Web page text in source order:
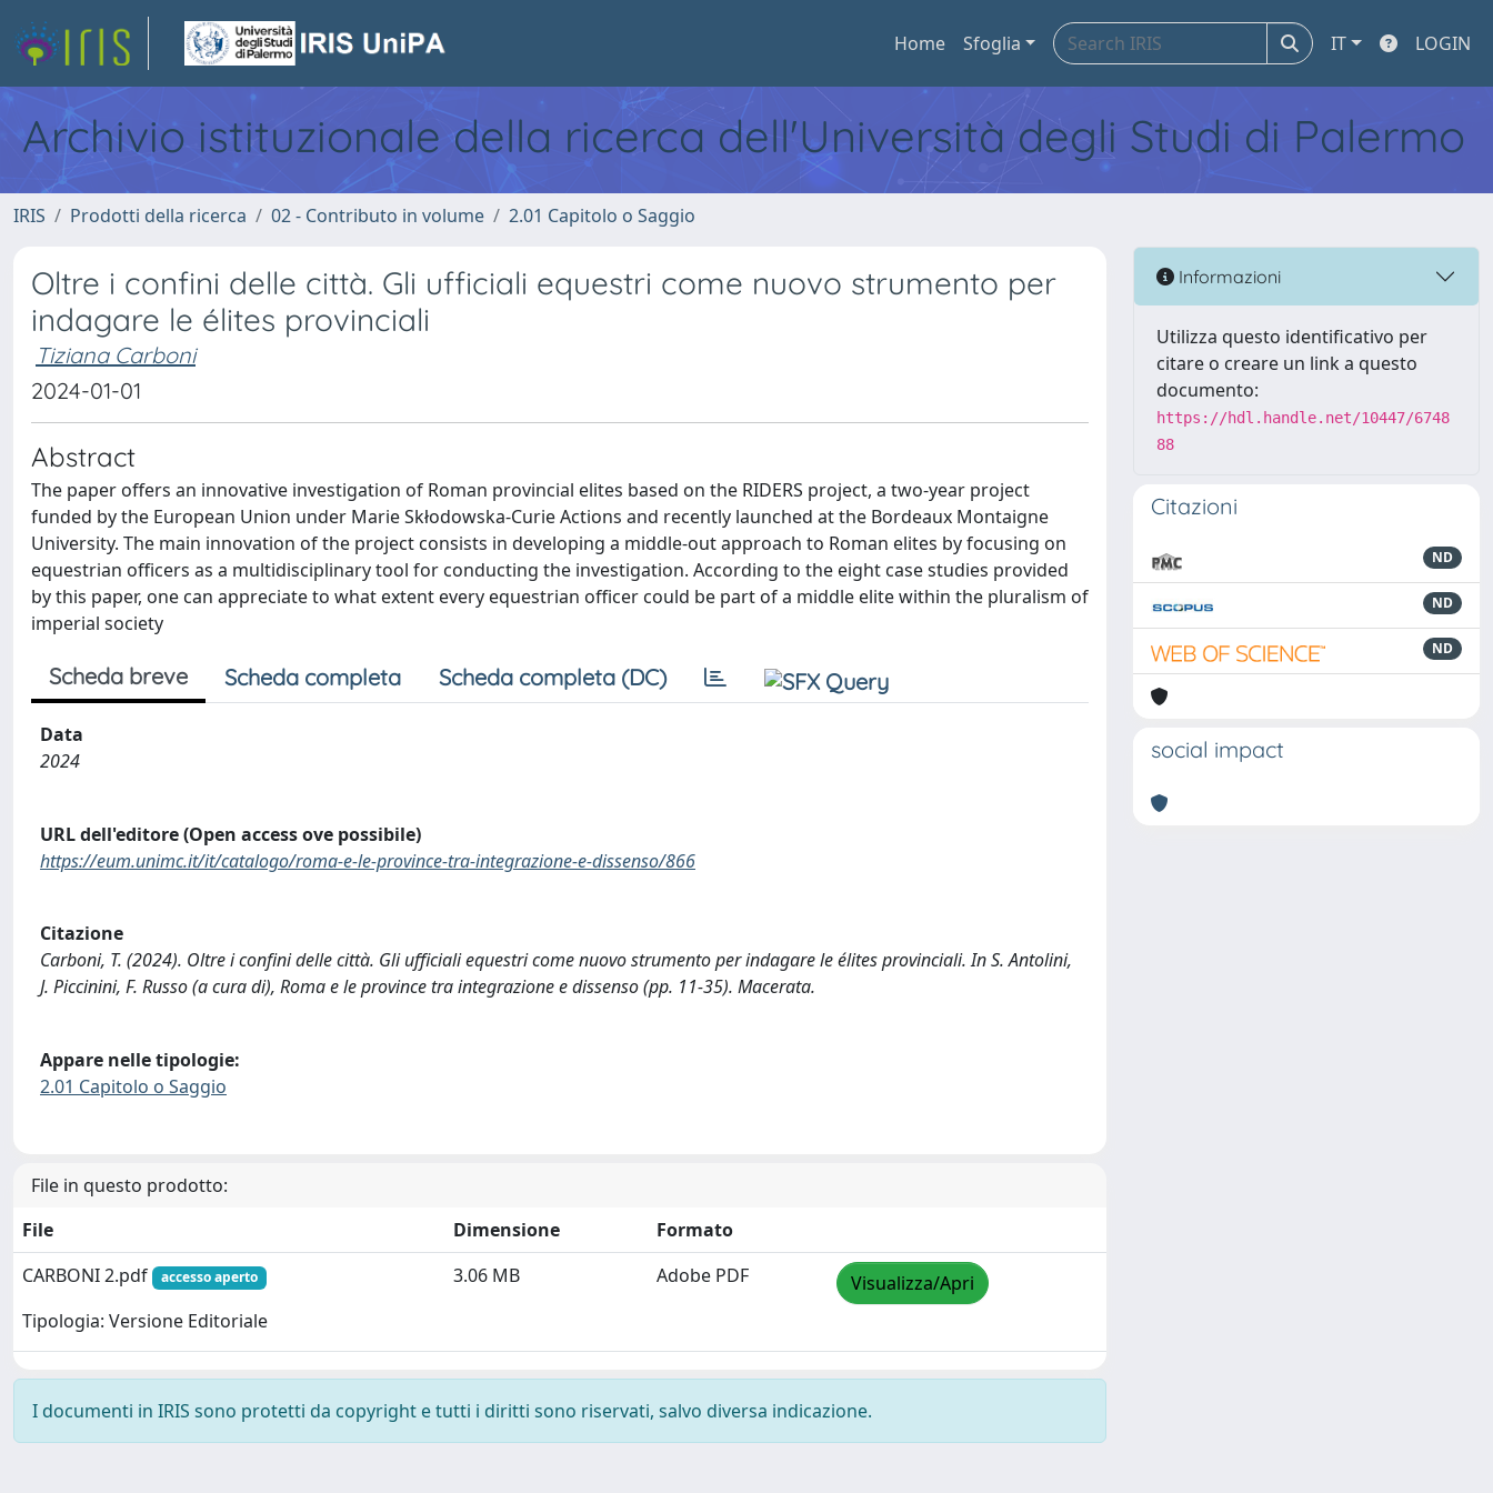
Home Sfoglia IT LOGIN
Archivio istituzionale della ricerca dell'Università degli Studi di Palermo
IRIS Prodotti della ricerca 02 - Contributo in volume 2.01 Capitolo o Saggio
Oltre i confini delle città. Gli ufficiali equestri come nuovo strumento per
indagare le élites provinciali
Tiziana Carboni
2024-01-01
Abstract
The paper offers an innovative investigation of Roman provincial elites based on the RIDERS project, a two-year project
funded by the European Union under Marie Skłodowska-Curie Actions and recently launched at the Bordeaux Montaigne
University. The main innovation of the project consists in developing a middle-out approach to Roman elites by focusing on
equestrian officers as a multidisciplinary tool for conducting the investigation. According to the eight case studies provided
by this paper, one can appreciate to what extent every equestrian officer could be part of a middle elite within the pluralism of
imperial society
Scheda breve Scheda completa Scheda completa (DC)
Data
2024
URL dell'editore (Open access ove possibile)
https://eum.unimc.it/it/catalogo/roma-e-le-province-tra-integrazione-e-dissenso/866
Citazione
Carboni, T. (2024). Oltre i confini delle città. Gli ufficiali equestri come nuovo strumento per indagare le élites provinciali. In S. Antolini,
J. Piccinini, F. Russo (a cura di), Roma e le province tra integrazione e dissenso (pp. 11-35). Macerata.
Appare nelle tipologie:
2.01 Capitolo o Saggio
File in questo prodotto:
File
Dimensione
Formato
CARBONI 2.pdf
accesso aperto
Tipologia: Versione Editoriale
3.06 MB Adobe PDF Visualizza/Apri
I documenti in IRIS sono protetti da copyright e tutti i diritti sono riservati, salvo diversa indicazione.
Informazioni
Utilizza questo identificativo per
citare o creare un link a questo
documento:
https://hdl.handle.net/10447/6748
88
Citazioni
ND
ND
ND
social impact